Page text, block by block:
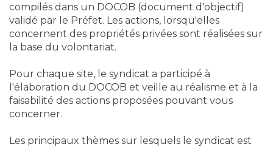
compilés dans un DOCOB (document d'objectif)
validé par le Préfet. Les actions, lorsqu'elles
concernent des propriétés privées sont réalisées sur
la base du volontariat.
Pour chaque site, le syndicat a participé à
l'élaboration du DOCOB et veille au réalisme et à la
faisabilité des actions proposées pouvant vous
concerner.
Les principaux thèmes sur lesquels le syndicat est